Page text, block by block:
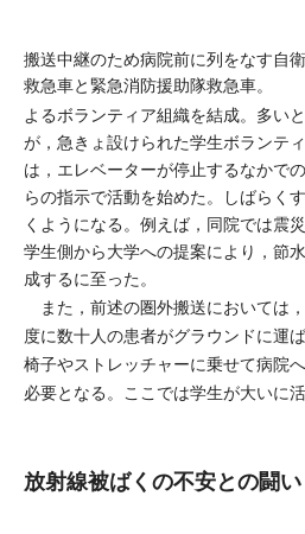
搬送中継のため病院前に列をなす自
救急車と緊急消防援助隊救急車。
よるボランティア組織を結成。多い
が，急きょ設けられた学生ボランテ
は，エレベーターが停止するなかで
らの指示で活動を始めた。しばらく
くようになる。例えば，同院では震
学生側から大学への提案により，節
成するに至った。
また，前述の圏外搬送においては
度に数十人の患者がグラウンドに運
椅子やストレッチャーに乗せて病院
必要となる。ここでは学生が大いに
放射線被ばくの不安との闘い